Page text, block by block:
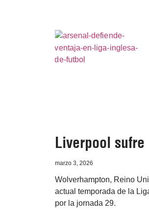
Liverpool
marzo 3, 2026
Wolverhampton, Reino
actual temporada de la
por la jornada 29.